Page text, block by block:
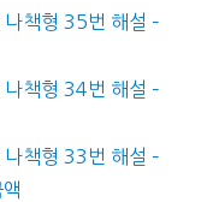
책형 35번 해설 –
책형 34번 해설 –
책형 33번 해설 –